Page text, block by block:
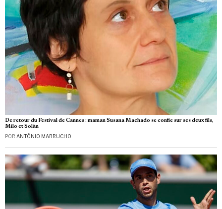
De retour du Festival de Cannes : maman Susana Machado se confie sur ses deux fils,
Milo et Solàn
POR ANTÓNIO MARRUCHO